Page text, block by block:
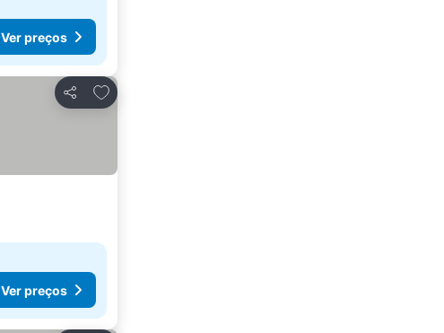
Ver preços
Partilhar
Adicionar aos favoritos
Ver preços